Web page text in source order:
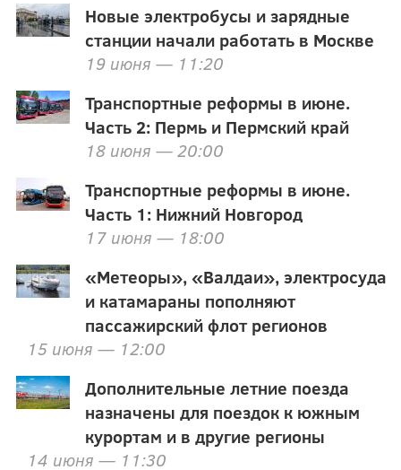
Новые электробусы и зарядные
станции начали работать в Москве
19 июня — 11:20
Транспортные реформы в июне.
Часть 2: Пермь и Пермский край
18 июня — 20:00
Транспортные реформы в июне.
Часть 1: Нижний Новгород
17 июня — 18:00
«Метеоры», «Валдаи», электросуда
и катамараны пополняют
пассажирский флот регионов
15 июня — 12:00
Дополнительные летние поезда
назначены для поездок к южным
курортам и в другие регионы
14 июня — 11:30